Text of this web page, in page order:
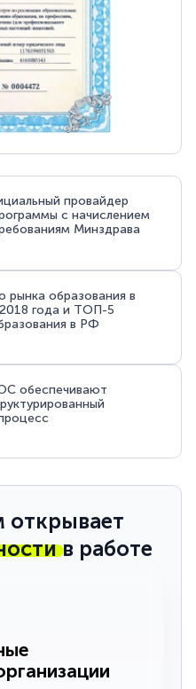
провайдер
с начислением
Минздрава
рынка образования в
года и ТОП-5
в РФ
обеспечивают
в работе